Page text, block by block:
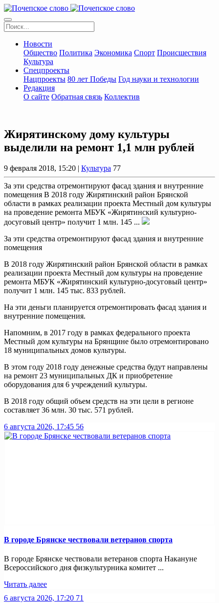
Новости
Общество Политика Экономика Спорт Происшествия
Культура
Спецпроекты
Нацпроекты 80 лет Победы Год науки и технологии
Редакция
О сайте Обратная связь Коллектив
Жирятинскому дому культуры
выделили на ремонт 1,1 млн рублей
9 февраля 2018, 15:20 | Культура 77
За эти средства отремонтируют фасад здания и внутренние
помещения В 2018 году Жирятинский район Брянской
области в рамках реализации проекта Местный дом культуры
на проведение ремонта МБУК «Жирятинский культурно-
досуговый центр» получит 1 млн. 145 ...
За эти средства отремонтируют фасад здания и внутренние
помещения
В 2018 году Жирятинский район Брянской области в рамках
реализации проекта Местный дом культуры на проведение
ремонта МБУК «Жирятинский культурно-досуговый центр»
получит 1 млн. 145 тыс. 833 рублей.
На эти деньги планируется отремонтировать фасад здания и
внутренние помещения.
Напомним, в 2017 году в рамках федерального проекта
Местный дом культуры на Брянщине было отремонтировано
18 муниципальных домов культуры.
В этом году 2018 году денежные средства будут направлены
на ремонт 23 муниципальных ДК и приобретение
оборудования для 6 учреждений культуры.
В 2018 году общий объем средств на эти цели в регионе
составляет 36 млн. 30 тыс. 571 рублей.
6 августа 2026, 17:45 56
В городе Брянске чествовали ветеранов спорта
В городе Брянске чествовали ветеранов спорта Накануне
Всероссийского дня физкультурника комитет ...
Читать далее
6 августа 2026, 17:20 71